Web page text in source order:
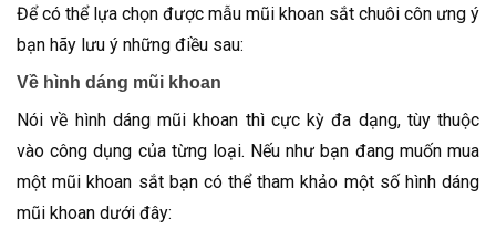
Để có thể lựa chọn được mẫu mũi khoan sắt chuôi côn ưng ý
bạn hãy lưu ý những điều sau:
Về hình dáng mũi khoan
Nói về hình dáng mũi khoan thì cực kỳ đa dạng, tùy thuộc
vào công dụng của từng loại. Nếu như bạn đang muốn mua
một mũi khoan sắt bạn có thể tham khảo một số hình dáng
mũi khoan dưới đây: